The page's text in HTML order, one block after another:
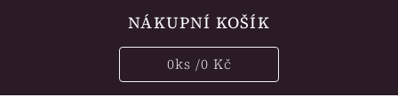
NÁKUPNÍ KOŠÍK
0ks /0 Kč